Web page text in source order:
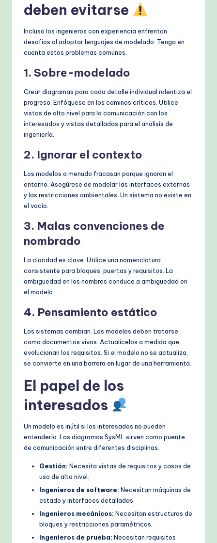
deben evitarse
Incluso los ingenieros con experiencia enfrentan
desafíos al adoptar lenguajes de modelado. Tenga en
cuenta estos problemas comunes.
1. Sobre-modelado
Crear diagramas para cada detalle individual ralentiza el
progreso. Enfóquese en los caminos críticos. Utilice
vistas de alto nivel para la comunicación con los
interesados y vistas detalladas para el análisis de
ingeniería.
2. Ignorar el contexto
Los modelos a menudo fracasan porque ignoran el
entorno. Asegúrese de modelar las interfaces externas
y las restricciones ambientales. Un sistema no existe en
el vacío.
3. Malas convenciones de
nombrado
La claridad es clave. Utilice una nomenclatura
consistente para bloques, puertas y requisitos. La
ambigüedad en los nombres conduce a ambigüedad en
el modelo.
4. Pensamiento estático
Los sistemas cambian. Los modelos deben tratarse
como documentos vivos. Actualícelos a medida que
evolucionan los requisitos. Si el modelo no se actualiza,
se convierte en una barrera en lugar de una herramienta.
El papel de los
interesados
Un modelo es inútil si los interesados no pueden
entenderlo. Los diagramas SysML sirven como puente
de comunicación entre diferentes disciplinas.
Gestión: Necesita vistas de requisitos y casos de
uso de alto nivel.
Ingenieros de software: Necesitan máquinas de
estado y interfaces detalladas.
Ingenieros mecánicos: Necesitan estructuras de
bloques y restricciones paramétricas.
Ingenieros de prueba: Necesitan requisitos